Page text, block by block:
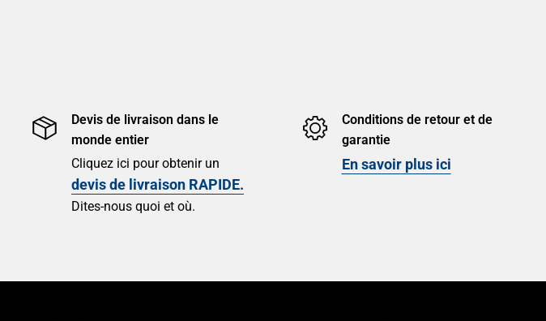
Devis de livraison dans le
monde entier
Cliquez ici pour obtenir un
devis de livraison RAPIDE.
Dites-nous quoi et où.
Conditions de retour et de
garantie
En savoir plus ici